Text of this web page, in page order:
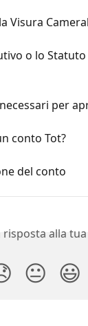
Visura
o lo
per
conto Tot?
del conto
alla
😐 😃